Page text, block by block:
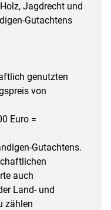
Jagdrecht und
Gutachtens
genutzten
von
Euro =
Gutachtens.
auch
Land- und
zählen